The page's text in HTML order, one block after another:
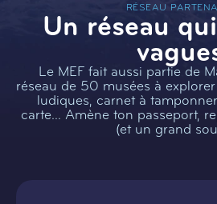
RÉSEAU
Un réseau
Le MEF fait aussi partie de
réseau de 50 musées à
ludiques, carnet à
carte… Amène ton passeport,
(et un grand